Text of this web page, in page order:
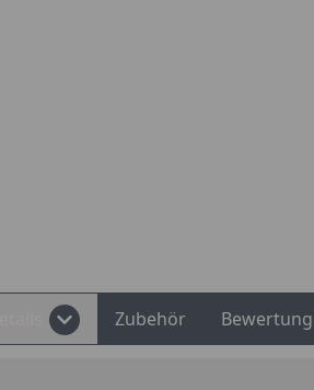
Zubehör